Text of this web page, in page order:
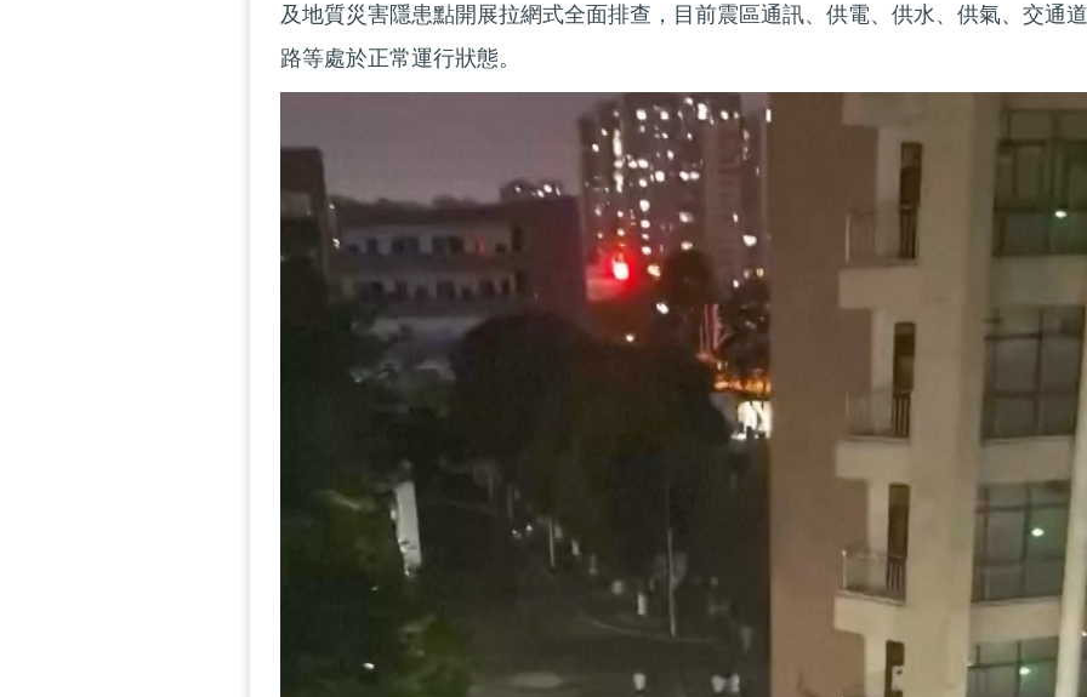
及地質災害隱患點開展拉網式全面排查，目前震區通訊、供電、供水、供氣、交通道
路等處於正常運行狀態。